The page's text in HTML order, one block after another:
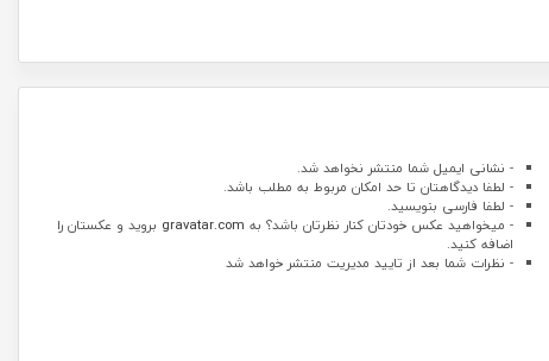
- نشانی ایمیل شما منتشر نخواهد شد.
- لطفا دیدگاهتان تا حد امکان مربوط به مطلب باشد.
- لطفا فارسی بنویسید.
- میخواهید عکس خودتان کنار نظرتان باشد؟ به gravatar.com بروید و عکستان را
اضافه کنید.
- نظرات شما بعد از تایید مدیریت منتشر خواهد شد